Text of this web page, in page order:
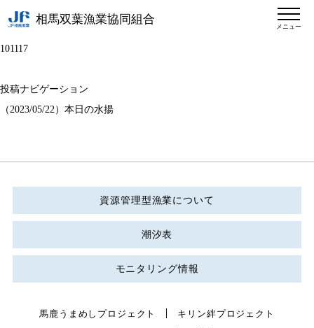
相馬双葉漁業協同組合
メニュー
101117
投稿ナビゲーション
（2023/05/22）本日の水揚
資源管理型漁業について
潮汐表
モニタリング情報
馬鹿うまめしプロジェクト
キリン絆プロジェクト